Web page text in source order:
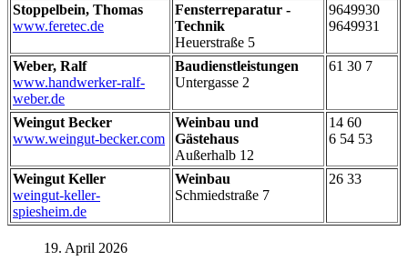
Stoppelbein, Thomas
www.feretec.de
Fensterreparatur -
Technik
Heuerstraße 5
9649930
9649931
Weber, Ralf
www.handwerker-ralf-
weber.de
Baudienstleistungen
Untergasse 2
61 30 7
Weingut Becker
www.weingut-becker.com
Weinbau und
Gästehaus
Außerhalb 12
14 60
6 54 53
Weingut Keller
weingut-keller-
spiesheim.de
Weinbau
Schmiedstraße 7
26 33
19. April 2026